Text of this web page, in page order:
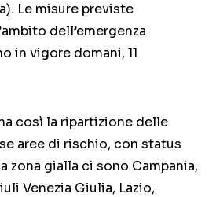
Le misure previste
dell’emergenza
in vigore domani, 11
così la ripartizione delle
aree di rischio, con status
zona gialla ci sono Campania,
Venezia Giulia, Lazio,